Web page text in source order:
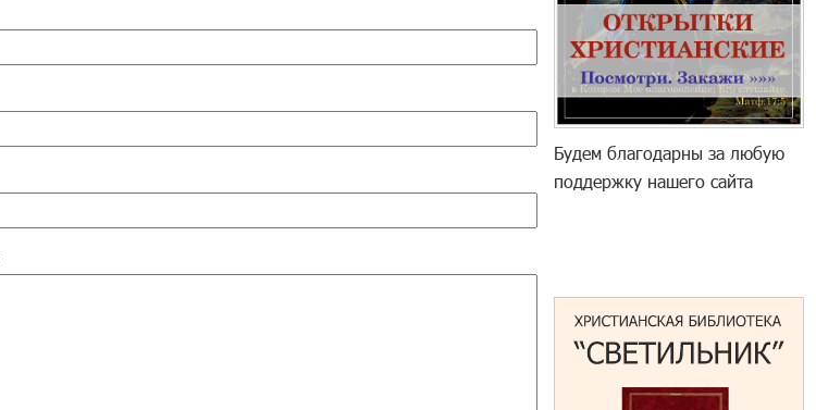
Будем благодарны за любую
поддержку нашего сайта